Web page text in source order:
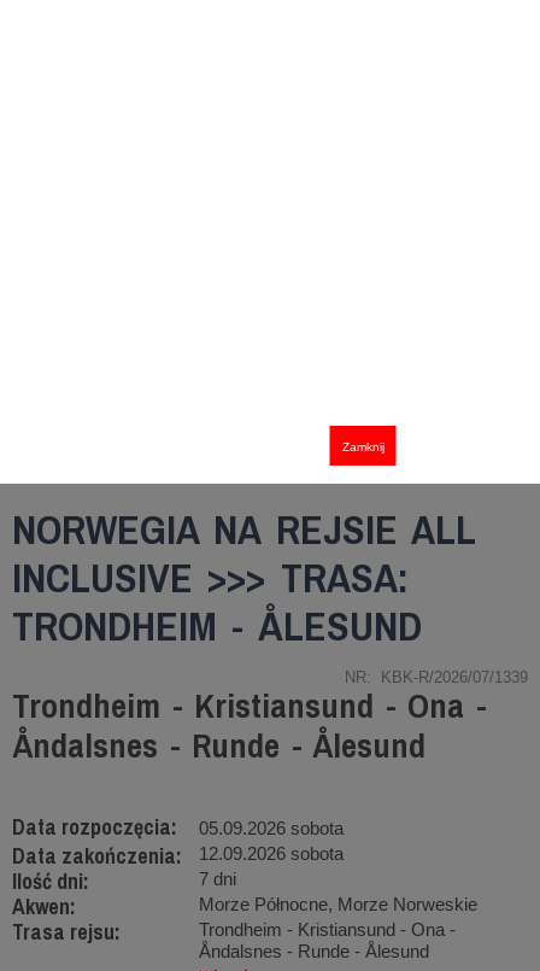
Zamknij
NORWEGIA NA REJSIE ALL
INCLUSIVE >>> TRASA:
TRONDHEIM - ÅLESUND
NR: KBK-R/2026/07/1339
Trondheim - Kristiansund - Ona -
Åndalsnes - Runde - Ålesund
Data rozpoczęcia: 05.09.2026 sobota
Data zakończenia: 12.09.2026 sobota
Ilość dni: 7 dni
Akwen: Morze Północne, Morze Norweskie
Trasa rejsu:
Trondheim - Kristiansund - Ona -
Åndalsnes - Runde - Ålesund